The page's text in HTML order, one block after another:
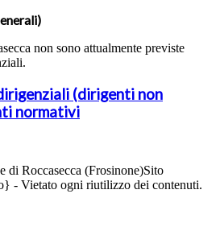
non sono attualmente previste
(dirigenti non
normativi
Roccasecca (Frosinone)Sito
- Vietato ogni riutilizzo dei contenuti.